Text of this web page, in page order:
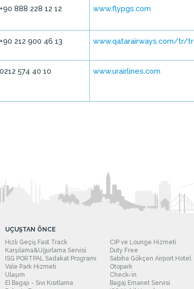
+90 888 228 12 12 www.flypgs.com
+90 212 900 46 13 www.qatarairways.com/tr/tr
0212 574 40 10 www.urairlines.com
UÇUŞTAN ÖNCE
Hızlı Geçiş Fast Track
CIP ve Lounge Hizmeti
Karşılama&Uğurlama Servisi
Duty Free
ISG PORTPAL Sadakat Programı
Sabiha Gökçen Airport Hotel
Vale Park Hizmeti
Otopark
Ulaşım
Check-in
El Bagajı - Sıvı Kısıtlama
Bagaj Emanet Servisi